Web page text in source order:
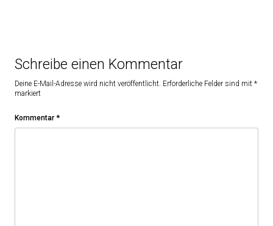
Schreibe einen Kommentar
Deine E-Mail-Adresse wird nicht veröffentlicht. Erforderliche Felder sind mit *
markiert
Kommentar *